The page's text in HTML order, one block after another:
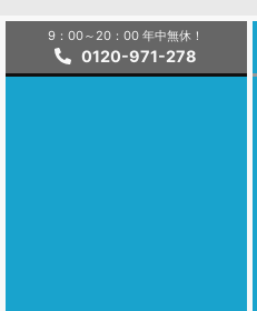
9：00～20：00 年中無休！
0120-971-278